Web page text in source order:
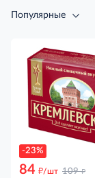
Популярные
-23%
84 д/шт 109 д